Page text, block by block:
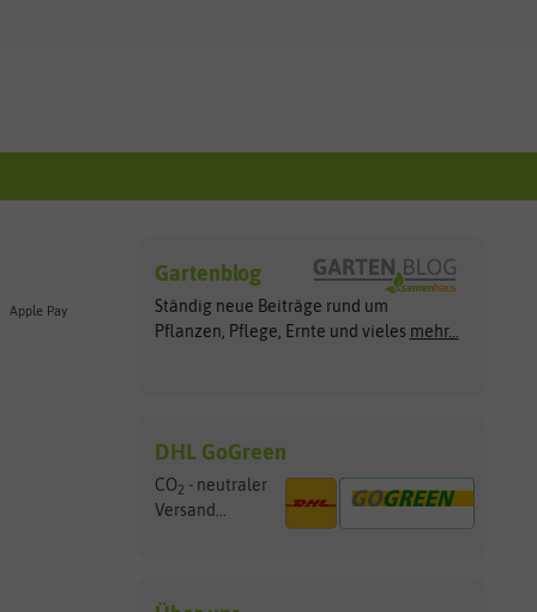
Apple Pay
Gartenblog
Ständig neue Beiträge rund um
Pflanzen, Pflege, Ernte und vieles mehr...
DHL GoGreen
CO2 - neutraler
Versand...